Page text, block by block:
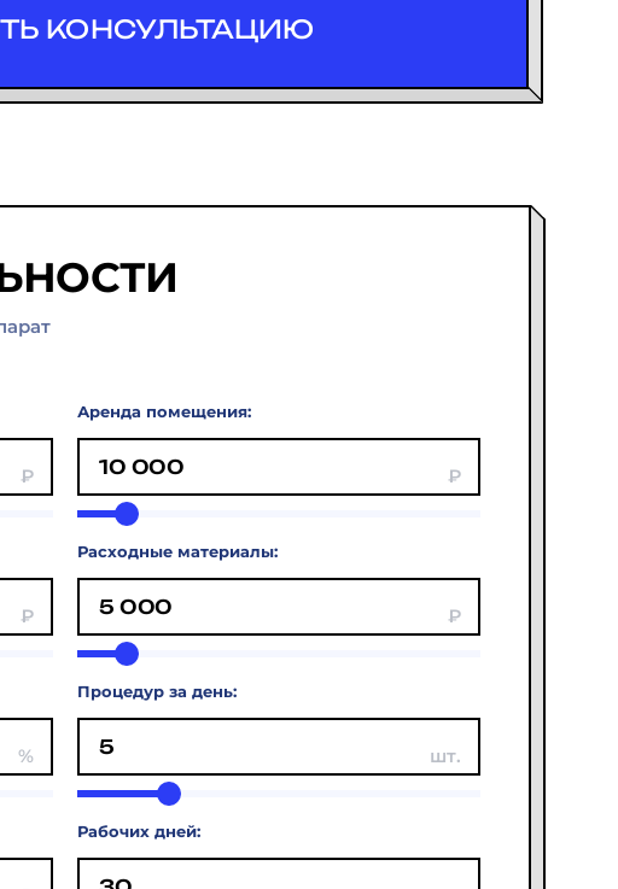
КОНСУЛЬТАЦИЮ
Аренда помещения:
Расходные материалы:
Процедур за день:
Рабочих дней: